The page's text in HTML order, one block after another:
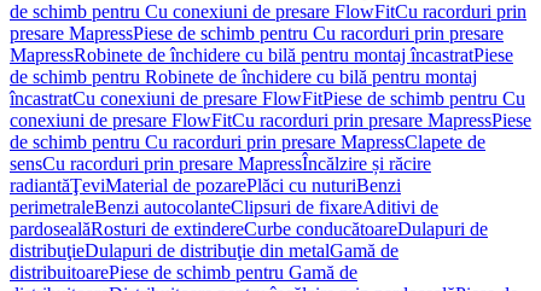
de schimb pentru Cu conexiuni de presare FlowFitCu racorduri prin
presare MapressPiese de schimb pentru Cu racorduri prin presare
MapressRobinete de închidere cu bilă pentru montaj încastratPiese
de schimb pentru Robinete de închidere cu bilă pentru montaj
încastratCu conexiuni de presare FlowFitPiese de schimb pentru Cu
conexiuni de presare FlowFitCu racorduri prin presare MapressPiese
de schimb pentru Cu racorduri prin presare MapressClapete de
sensCu racorduri prin presare MapressÎncălzire și răcire
radiantăŢeviMaterial de pozarePlăci cu nuturiBenzi
perimetraleBenzi autocolanteClipsuri de fixareAditivi de
pardosealăRosturi de extindereCurbe conducătoareDulapuri de
distribuţieDulapuri de distribuţie din metalGamă de
distribuitoarePiese de schimb pentru Gamă de